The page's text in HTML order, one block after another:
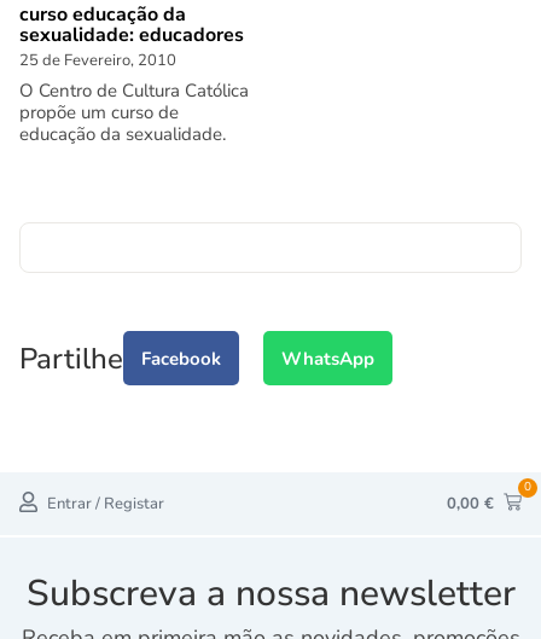
curso educação da
sexualidade: educadores
25 de Fevereiro, 2010
O Centro de Cultura Católica
propõe um curso de
educação da sexualidade.
Partilhe Facebook WhatsApp
Entrar / Registar 0,00 €
0
Subscreva a nossa newsletter